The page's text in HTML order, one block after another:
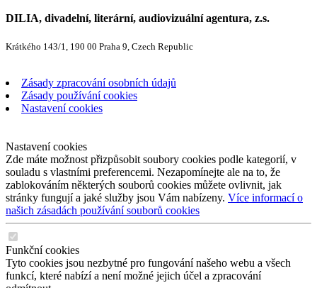
DILIA, divadelní, literární, audiovizuální agentura, z.s.
Krátkého 143/1, 190 00 Praha 9, Czech Republic
Zásady zpracování osobních údajů
Zásady používání cookies
Nastavení cookies
Nastavení cookies
Zde máte možnost přizpůsobit soubory cookies podle kategorií, v
souladu s vlastními preferencemi. Nezapomínejte ale na to, že
zablokováním některých souborů cookies můžete ovlivnit, jak
stránky fungují a jaké služby jsou Vám nabízeny. Více informací o
našich zásadách používání souborů cookies
Funkční cookies
Tyto cookies jsou nezbytné pro fungování našeho webu a všech
funkcí, které nabízí a není možné jejich účel a zpracování